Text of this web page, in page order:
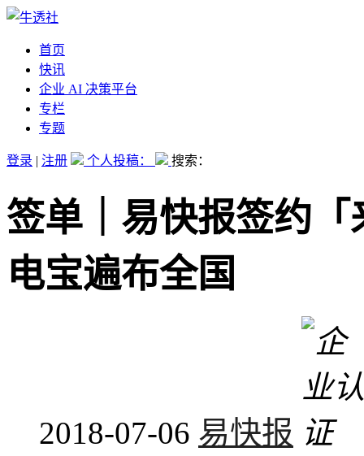
首页
快讯
企业 AI 决策平台
专栏
专题
登录 | 注册 个人投稿： 搜索：
签单｜易快报签约
电宝遍布全国
2018-07-06 易快报